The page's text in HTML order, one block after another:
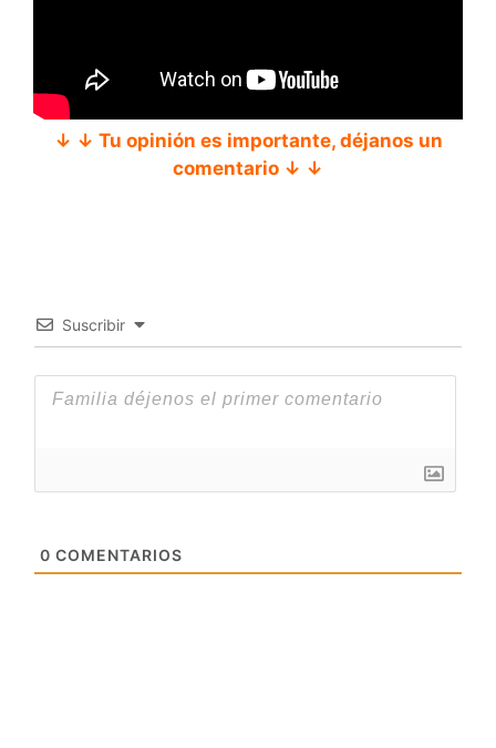
↓ ↓ Tu opinión es importante, déjanos un
comentario ↓ ↓
Suscribir
0 COMENTARIOS